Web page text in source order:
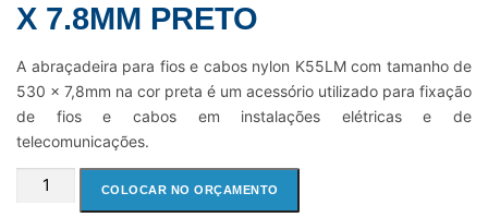
X 7.8MM PRETO
A abraçadeira para fios e cabos nylon K55LM com tamanho de
530 x 7,8mm na cor preta é um acessório utilizado para fixação
de fios e cabos em instalações elétricas e de
telecomunicações.
ABRAÇADEIRA
COLOCAR NO ORÇAMENTO